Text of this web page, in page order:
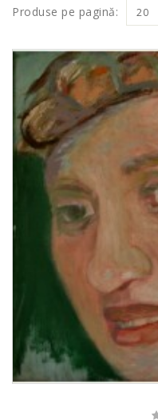
Produse pe pagină: 20